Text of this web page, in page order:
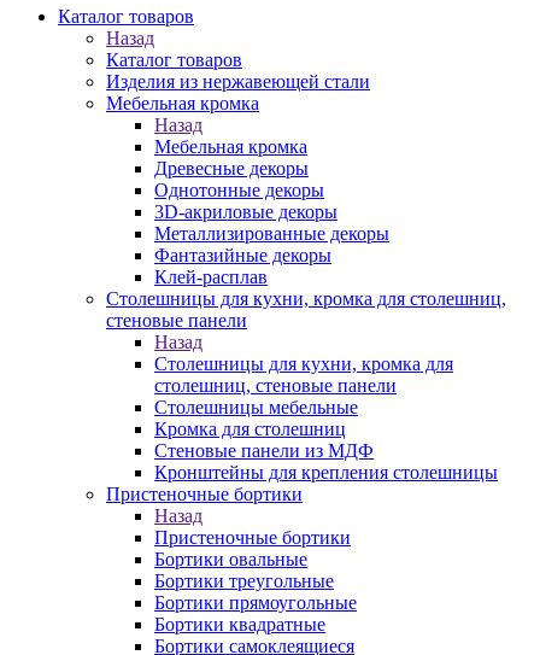
Каталог товаров
Назад
Каталог товаров
Изделия из нержавеющей стали
Мебельная кромка
Назад
Мебельная кромка
Древесные декоры
Однотонные декоры
3D-акриловые декоры
Металлизированные декоры
Фантазийные декоры
Клей-расплав
Столешницы для кухни, кромка для столешниц,
стеновые панели
Назад
Столешницы для кухни, кромка для
столешниц, стеновые панели
Столешницы мебельные
Кромка для столешниц
Стеновые панели из МДФ
Кронштейны для крепления столешницы
Пристеночные бортики
Назад
Пристеночные бортики
Бортики овальные
Бортики треугольные
Бортики прямоугольные
Бортики квадратные
Бортики самоклеящиеся